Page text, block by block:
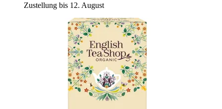
Zustellung bis 12. August